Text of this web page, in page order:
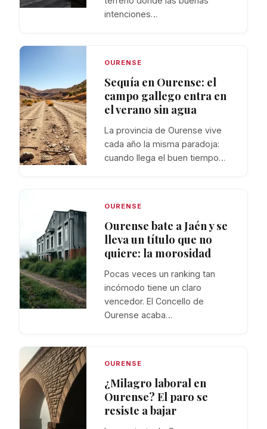
intenciones…
OURENSE
Sequía en Ourense: el
campo gallego entra en
el verano sin agua
La provincia de Ourense vive
cada año la misma paradoja:
cuando llega el buen tiempo…
OURENSE
Ourense bate a Jaén y se
lleva un título que no
quiere: la morosidad
Pocas veces un ranking tan
incómodo tiene un claro
vencedor. El Concello de
Ourense acaba…
OURENSE
¿Milagro laboral en
Ourense? El paro se
resiste a bajar